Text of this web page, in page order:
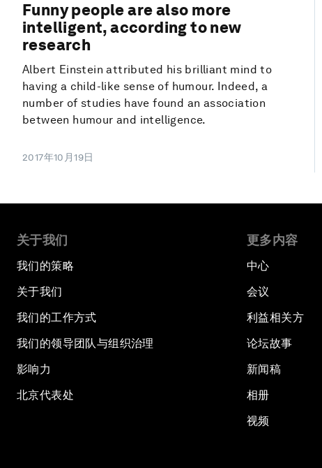
Funny people are also more
intelligent, according to new
research
Albert Einstein attributed his brilliant mind to
having a child-like sense of humour. Indeed, a
number of studies have found an association
between humour and intelligence.
2017年10月19日
关于我们
我们的策略
关于我们
我们的工作方式
我们的领导团队与组织治理
影响力
北京代表处
更多内容
中心
会议
利益相关方
论坛故事
新闻稿
相册
视频